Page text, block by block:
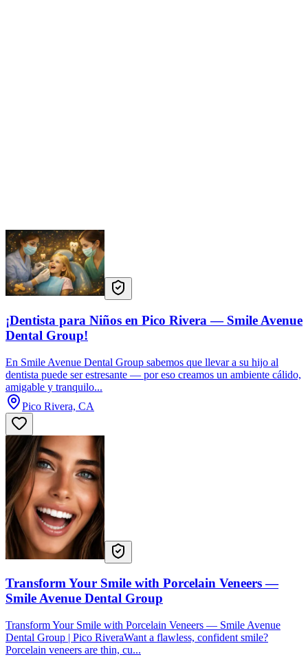
¡Dentista para Niños en Pico Rivera — Smile Avenue
Dental Group!
En Smile Avenue Dental Group sabemos que llevar a su hijo al
dentista puede ser estresante — por eso creamos un ambiente cálido,
amigable y tranquilo...
Pico Rivera, CA
Transform Your Smile with Porcelain Veneers —
Smile Avenue Dental Group
Transform Your Smile with Porcelain Veneers — Smile Avenue
Dental Group | Pico RiveraWant a flawless, confident smile?
Porcelain veneers are thin, cu...